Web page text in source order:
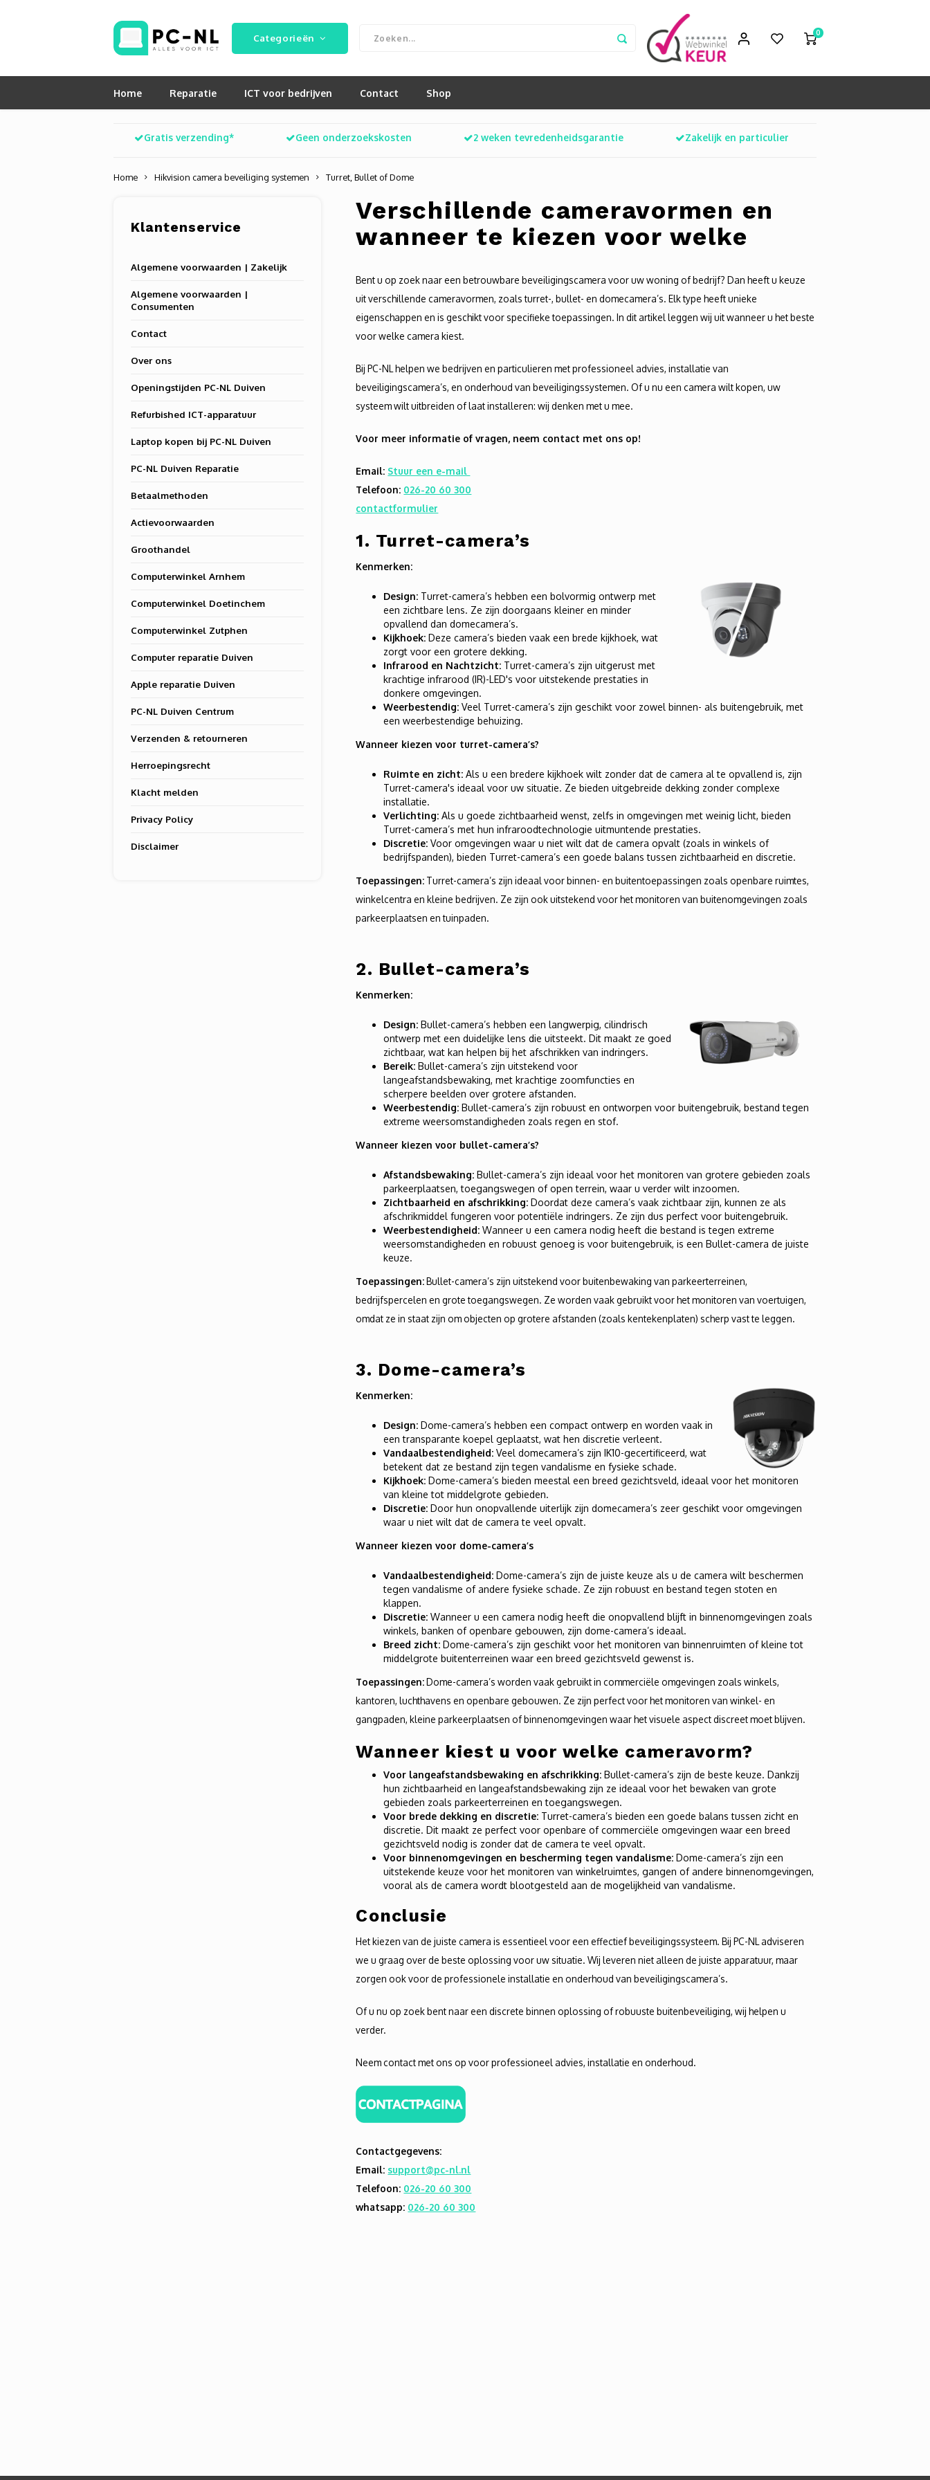
Categorieën 0
Home Reparatie ICT voor bedrijven Contact Shop
Gratis verzending* Geen onderzoekskosten 2 weken tevredenheidsgarantie Zakelijk en particulier
Home Hikvision camera beveiliging systemen Turret, Bullet of Dome
Klantenservice
Algemene voorwaarden | Zakelijk
Algemene voorwaarden |
Consumenten
Contact
Over ons
Openingstijden PC-NL Duiven
Refurbished ICT-apparatuur
Laptop kopen bij PC-NL Duiven
PC-NL Duiven Reparatie
Betaalmethoden
Actievoorwaarden
Groothandel
Computerwinkel Arnhem
Computerwinkel Doetinchem
Computerwinkel Zutphen
Computer reparatie Duiven
Apple reparatie Duiven
PC-NL Duiven Centrum
Verzenden & retourneren
Herroepingsrecht
Klacht melden
Privacy Policy
Disclaimer
Verschillende cameravormen en
wanneer te kiezen voor welke
Bent u op zoek naar een betrouwbare beveiligingscamera voor uw woning of bedrijf? Dan heeft u keuze
uit verschillende cameravormen, zoals turret-, bullet- en domecamera’s. Elk type heeft unieke
eigenschappen en is geschikt voor specifieke toepassingen. In dit artikel leggen wij uit wanneer u het beste
voor welke camera kiest.
Bij PC-NL helpen we bedrijven en particulieren met professioneel advies, installatie van
beveiligingscamera’s, en onderhoud van beveiligingssystemen. Of u nu een camera wilt kopen, uw
systeem wilt uitbreiden of laat installeren: wij denken met u mee.
Voor meer informatie of vragen, neem contact met ons op!
Email: Stuur een e-mail
Telefoon: 026-20 60 300
contactformulier
1. Turret-camera’s
Kenmerken:
Design: Turret-camera’s hebben een bolvormig ontwerp met
een zichtbare lens. Ze zijn doorgaans kleiner en minder
opvallend dan domecamera’s.
Kijkhoek: Deze camera’s bieden vaak een brede kijkhoek, wat
zorgt voor een grotere dekking.
Infrarood en Nachtzicht: Turret-camera’s zijn uitgerust met
krachtige infrarood (IR)-LED's voor uitstekende prestaties in
donkere omgevingen.
Weerbestendig: Veel Turret-camera’s zijn geschikt voor zowel binnen- als buitengebruik, met
een weerbestendige behuizing.
Wanneer kiezen voor turret-camera’s?
Ruimte en zicht: Als u een bredere kijkhoek wilt zonder dat de camera al te opvallend is, zijn
Turret-camera's ideaal voor uw situatie. Ze bieden uitgebreide dekking zonder complexe
installatie.
Verlichting: Als u goede zichtbaarheid wenst, zelfs in omgevingen met weinig licht, bieden
Turret-camera’s met hun infraroodtechnologie uitmuntende prestaties.
Discretie: Voor omgevingen waar u niet wilt dat de camera opvalt (zoals in winkels of
bedrijfspanden), bieden Turret-camera’s een goede balans tussen zichtbaarheid en discretie.
Toepassingen: Turret-camera’s zijn ideaal voor binnen- en buitentoepassingen zoals openbare ruimtes,
winkelcentra en kleine bedrijven. Ze zijn ook uitstekend voor het monitoren van buitenomgevingen zoals
parkeerplaatsen en tuinpaden.
2. Bullet-camera’s
Kenmerken:
Design: Bullet-camera’s hebben een langwerpig, cilindrisch
ontwerp met een duidelijke lens die uitsteekt. Dit maakt ze goed
zichtbaar, wat kan helpen bij het afschrikken van indringers.
Bereik: Bullet-camera’s zijn uitstekend voor
langeafstandsbewaking, met krachtige zoomfuncties en
scherpere beelden over grotere afstanden.
Weerbestendig: Bullet-camera’s zijn robuust en ontworpen voor buitengebruik, bestand tegen
extreme weersomstandigheden zoals regen en stof.
Wanneer kiezen voor bullet-camera’s?
Afstandsbewaking: Bullet-camera’s zijn ideaal voor het monitoren van grotere gebieden zoals
parkeerplaatsen, toegangswegen of open terrein, waar u verder wilt inzoomen.
Zichtbaarheid en afschrikking: Doordat deze camera’s vaak zichtbaar zijn, kunnen ze als
afschrikmiddel fungeren voor potentiële indringers. Ze zijn dus perfect voor buitengebruik.
Weerbestendigheid: Wanneer u een camera nodig heeft die bestand is tegen extreme
weersomstandigheden en robuust genoeg is voor buitengebruik, is een Bullet-camera de juiste
keuze.
Toepassingen:Bullet-camera’s zijn uitstekend voor buitenbewaking van parkeerterreinen,
bedrijfspercelen en grote toegangswegen. Ze worden vaak gebruikt voor het monitoren van voertuigen,
omdat ze in staat zijn om objecten op grotere afstanden (zoals kentekenplaten) scherp vast te leggen.
3. Dome-camera’s
Kenmerken:
Design: Dome-camera’s hebben een compact ontwerp en worden vaak in
een transparante koepel geplaatst, wat hen discretie verleent.
Vandaalbestendigheid: Veel domecamera’s zijn IK10-gecertificeerd, wat
betekent dat ze bestand zijn tegen vandalisme en fysieke schade.
Kijkhoek: Dome-camera’s bieden meestal een breed gezichtsveld, ideaal voor het monitoren
van kleine tot middelgrote gebieden.
Discretie: Door hun onopvallende uiterlijk zijn domecamera’s zeer geschikt voor omgevingen
waar u niet wilt dat de camera te veel opvalt.
Wanneer kiezen voor dome-camera’s
Vandaalbestendigheid: Dome-camera’s zijn de juiste keuze als u de camera wilt beschermen
tegen vandalisme of andere fysieke schade. Ze zijn robuust en bestand tegen stoten en
klappen.
Discretie: Wanneer u een camera nodig heeft die onopvallend blijft in binnenomgevingen zoals
winkels, banken of openbare gebouwen, zijn dome-camera’s ideaal.
Breed zicht: Dome-camera’s zijn geschikt voor het monitoren van binnenruimten of kleine tot
middelgrote buitenterreinen waar een breed gezichtsveld gewenst is.
Toepassingen:Dome-camera’s worden vaak gebruikt in commerciële omgevingen zoals winkels,
kantoren, luchthavens en openbare gebouwen. Ze zijn perfect voor het monitoren van winkel- en
gangpaden, kleine parkeerplaatsen of binnenomgevingen waar het visuele aspect discreet moet blijven.
Wanneer kiest u voor welke cameravorm?
Voor langeafstandsbewaking en afschrikking: Bullet-camera’s zijn de beste keuze. Dankzij
hun zichtbaarheid en langeafstandsbewaking zijn ze ideaal voor het bewaken van grote
gebieden zoals parkeerterreinen en toegangswegen.
Voor brede dekking en discretie: Turret-camera’s bieden een goede balans tussen zicht en
discretie. Dit maakt ze perfect voor openbare of commerciële omgevingen waar een breed
gezichtsveld nodig is zonder dat de camera te veel opvalt.
Voor binnenomgevingen en bescherming tegen vandalisme: Dome-camera’s zijn een
uitstekende keuze voor het monitoren van winkelruimtes, gangen of andere binnenomgevingen,
vooral als de camera wordt blootgesteld aan de mogelijkheid van vandalisme.
Conclusie
Het kiezen van de juiste camera is essentieel voor een effectief beveiligingssysteem. Bij PC-NL adviseren
we u graag over de beste oplossing voor uw situatie. Wij leveren niet alleen de juiste apparatuur, maar
zorgen ook voor de professionele installatie en onderhoud van beveiligingscamera’s.
Of u nu op zoek bent naar een discrete binnen oplossing of robuuste buitenbeveiliging, wij helpen u
verder.
Neem contact met ons op voor professioneel advies, installatie en onderhoud.
Contactgegevens:
Email: support@pc-nl.nl
Telefoon: 026-20 60 300
whatsapp: 026-20 60 300